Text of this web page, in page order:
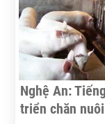
Nghệ An:
triển chăn